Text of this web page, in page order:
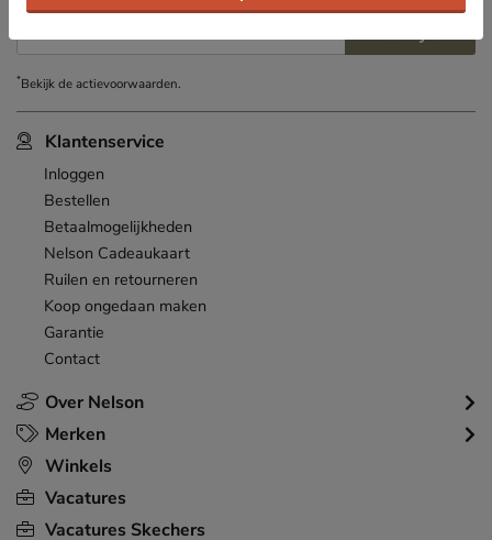
Over Nelson
Klantenservice
Inloggen
Bestellen
Betaalmogelijkheden
Nelson Cadeaukaart
Ruilen en retourneren
Koop ongedaan maken
Garantie
Contact
Merken
Winkels
Vacatures
Vacatures Skechers
E-mailadres Inschrijven
*Bekijk deactievoorwaarden.